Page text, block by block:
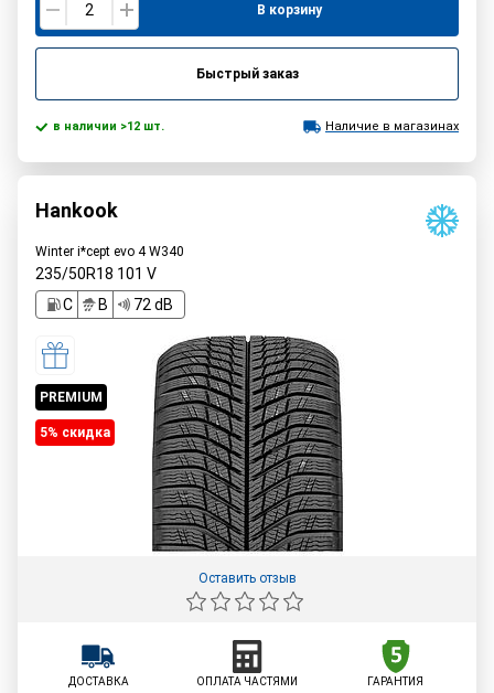
В корзину
Быстрый заказ
в наличии >12 шт. Наличие в магазинах
Hankook
Winter i*cept evo 4 W340
235/50R18 101 V
C
B 72 dB
PREMIUM
5% cкидка
Оставить отзыв
ДОСТАВКА ОПЛАТА ЧАСТЯМИ ГАРАНТИЯ